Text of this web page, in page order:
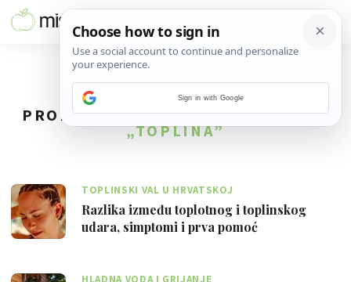
PRONAĐENO11REZULTATA ZA TAG
„TOPLINA”
TOPLINSKI VAL U HRVATSKOJ
Razlika između toplotnog i toplinskog
udara, simptomi i prva pomoć
HLADNA VODA I GRIJANJE
Sign in with Google